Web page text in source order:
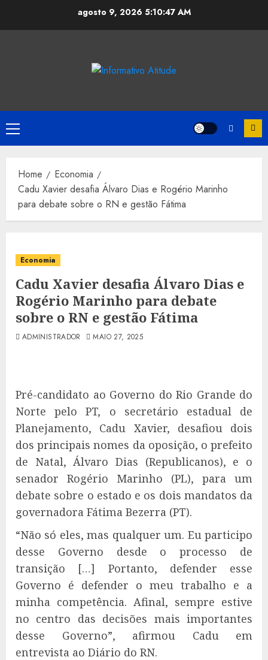
agosto 9, 2026 5:10:47 AM
Primary
Menu
Home
Economia
Cadu Xavier desafia Álvaro Dias e Rogério Marinho
para debate sobre o RN e gestão Fátima
Economia
Cadu Xavier desafia Álvaro Dias e
Rogério Marinho para debate
sobre o RN e gestão Fátima
ADMINISTRADOR MAIO 27, 2025
Pré-candidato ao Governo do Rio Grande do
Norte pelo PT, o secretário estadual de
Planejamento, Cadu Xavier, desafiou dois
dos principais nomes da oposição, o prefeito
de Natal, Álvaro Dias (Republicanos), e o
senador Rogério Marinho (PL), para um
debate sobre o estado e os dois mandatos da
governadora Fátima Bezerra (PT).
“Não só eles, mas qualquer um. Eu participo
desse Governo desde o processo de
transição […] Portanto, defender esse
Governo é defender o meu trabalho e a
minha competência. Afinal, sempre estive
no centro das decisões mais importantes
desse Governo”, afirmou Cadu em
entrevista ao Diário do RN.